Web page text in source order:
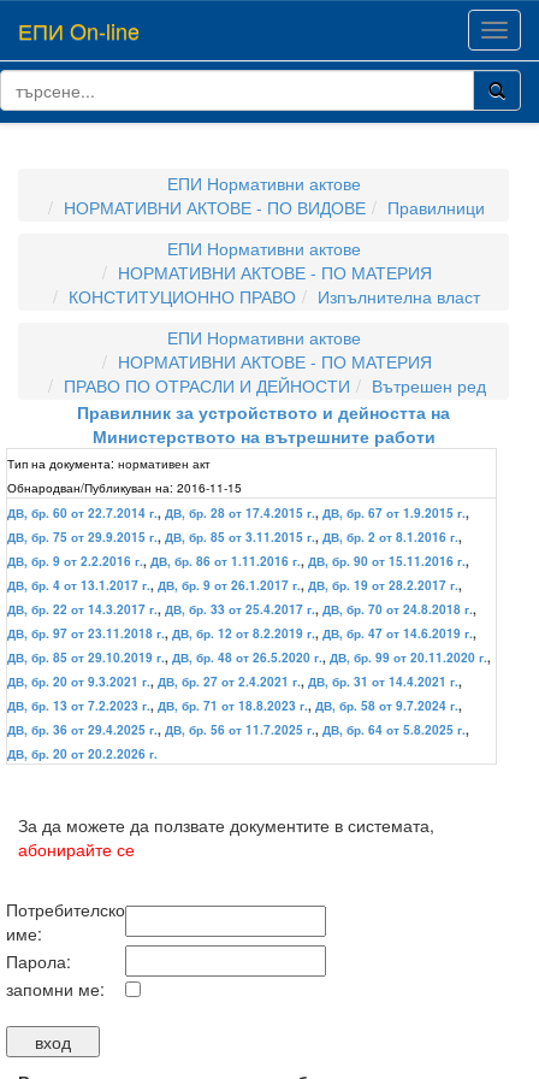
ЕПИ On-line
ЕПИ Нормативни актове
НОРМАТИВНИ АКТОВЕ - ПО ВИДОВЕ
Правилници
ЕПИ Нормативни актове
НОРМАТИВНИ АКТОВЕ - ПО МАТЕРИЯ
КОНСТИТУЦИОННО ПРАВО
Изпълнителна власт
ЕПИ Нормативни актове
НОРМАТИВНИ АКТОВЕ - ПО МАТЕРИЯ
ПРАВО ПО ОТРАСЛИ И ДЕЙНОСТИ
Вътрешен ред
Правилник за устройството и дейността на
Министерството на вътрешните работи
Тип на документа: нормативен акт
Обнародван/Публикуван на: 2016-11-15
ДВ, бр. 60 от 22.7.2014 г., ДВ, бр. 28 от 17.4.2015 г., ДВ, бр. 67 от 1.9.2015 г.,
ДВ, бр. 75 от 29.9.2015 г., ДВ, бр. 85 от 3.11.2015 г., ДВ, бр. 2 от 8.1.2016 г.,
ДВ, бр. 9 от 2.2.2016 г., ДВ, бр. 86 от 1.11.2016 г., ДВ, бр. 90 от 15.11.2016 г.,
ДВ, бр. 4 от 13.1.2017 г., ДВ, бр. 9 от 26.1.2017 г., ДВ, бр. 19 от 28.2.2017 г.,
ДВ, бр. 22 от 14.3.2017 г., ДВ, бр. 33 от 25.4.2017 г., ДВ, бр. 70 от 24.8.2018 г.,
ДВ, бр. 97 от 23.11.2018 г., ДВ, бр. 12 от 8.2.2019 г., ДВ, бр. 47 от 14.6.2019 г.,
ДВ, бр. 85 от 29.10.2019 г., ДВ, бр. 48 от 26.5.2020 г., ДВ, бр. 99 от 20.11.2020 г.,
ДВ, бр. 20 от 9.3.2021 г., ДВ, бр. 27 от 2.4.2021 г., ДВ, бр. 31 от 14.4.2021 г.,
ДВ, бр. 13 от 7.2.2023 г., ДВ, бр. 71 от 18.8.2023 г., ДВ, бр. 58 от 9.7.2024 г.,
ДВ, бр. 36 от 29.4.2025 г., ДВ, бр. 56 от 11.7.2025 г., ДВ, бр. 64 от 5.8.2025 г.,
ДВ, бр. 20 от 20.2.2026 г.
За да можете да ползвате документите в системата,
абонирайте се
Потребителско
име:
Парола:
запомни ме: